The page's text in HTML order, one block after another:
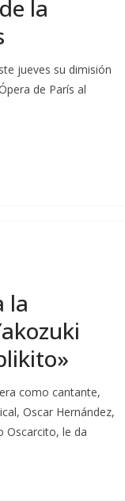
la
jueves su dimisión
de París al
la
como cantante,
Oscar Hernández,
Oscarcito, le da